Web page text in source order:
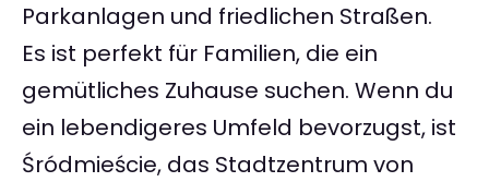
Parkanlagen und friedlichen Straßen.
Es ist perfekt für Familien, die ein
gemütliches Zuhause suchen. Wenn du
ein lebendigeres Umfeld bevorzugst, ist
Śródmieście, das Stadtzentrum von